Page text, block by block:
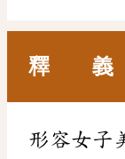
釋 義
形容女子